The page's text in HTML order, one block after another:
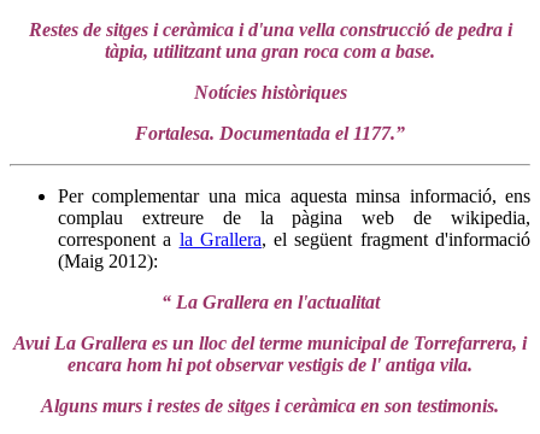
Restes de sitges i ceràmica i d'una vella construcció de pedra i
tàpia, utilitzant una gran roca com a base.
Notícies històriques
Fortalesa. Documentada el 1177.”
Per complementar una mica aquesta minsa informació, ens
complau extreure de la pàgina web de wikipedia,
corresponent a la Grallera, el següent fragment d'informació
(Maig 2012):
“ La Grallera en l'actualitat
Avui La Grallera es un lloc del terme municipal de Torrefarrera, i
encara hom hi pot observar vestigis de l' antiga vila.
Alguns murs i restes de sitges i ceràmica en son testimonis.